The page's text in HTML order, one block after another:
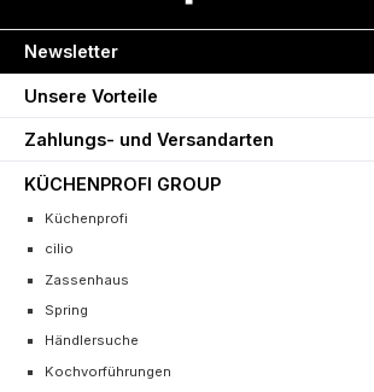
Newsletter
Unsere Vorteile
Zahlungs- und Versandarten
KÜCHENPROFI GROUP
Küchenprofi
cilio
Zassenhaus
Spring
Händlersuche
Kochvorführungen